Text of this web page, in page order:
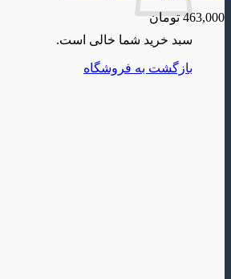
سبد خرید شما خالی است.
بازگشت به فروشگاه
463,000 تومان